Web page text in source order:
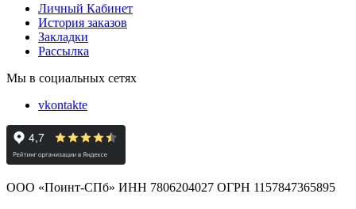
Личный Кабинет
История заказов
Закладки
Рассылка
Мы в социальных сетях
vkontakte
ООО «Поинт-СПб» ИНН 7806204027 ОГРН 1157847365895